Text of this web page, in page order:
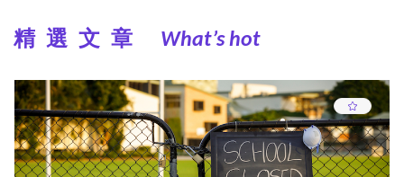
精選文章 What’s hot